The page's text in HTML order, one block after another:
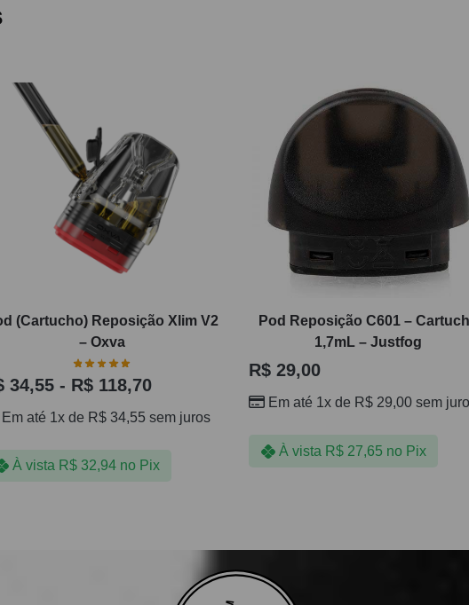
(Cartucho) Reposição Xlim V2
– Oxva
34,55 - R$ 118,70
Em até 1x de R$ 34,55 sem juros
À vista R$32,94 no Pix
Pod Reposição C601 –
1,7mL – Justfog
R$29,00
Em até 1x de R$29,00sem
À vista R$27,65 no Pix